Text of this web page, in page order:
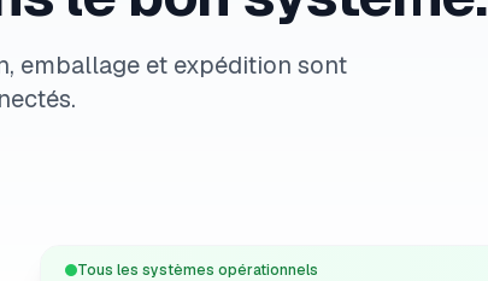
emballage et expédition sont
Tous les systèmes opérationnels